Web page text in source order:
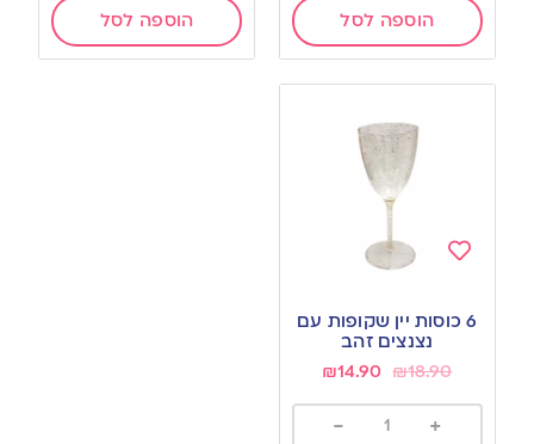
הוספה לסל הוספה לסל
to
wishlist
6 כוסות יין שקופות עם
נצנצים זהב
₪18.90
₪14.90
+
-